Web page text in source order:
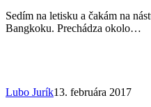
svojho
života
negatívne
Sedím na letisku a čakám na
Bangkoku. Prechádza okolo…
Lubo Jurík13. februára 2017